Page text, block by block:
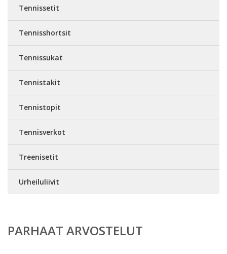
Tennissetit
Tennisshortsit
Tennissukat
Tennistakit
Tennistopit
Tennisverkot
Treenisetit
Urheiluliivit
PARHAAT ARVOSTELUT